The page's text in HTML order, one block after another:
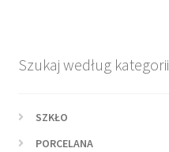
Szukaj według kategorii
SZKŁO
PORCELANA